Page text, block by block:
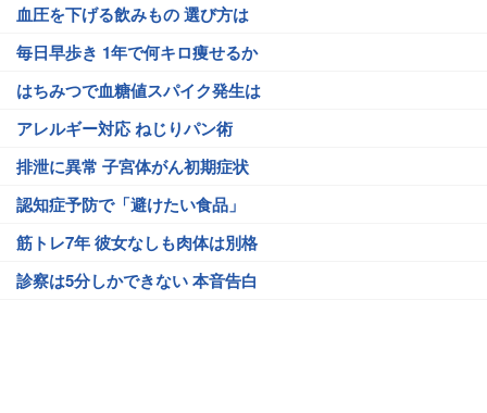
血圧を下げる飲みもの 選び方は
毎日早歩き 1年で何キロ痩せるか
はちみつで血糖値スパイク発生は
アレルギー対応 ねじりパン術
排泄に異常 子宮体がん初期症状
認知症予防で「避けたい食品」
筋トレ7年 彼女なしも肉体は別格
診察は5分しかできない 本音告白